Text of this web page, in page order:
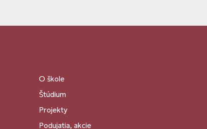
O škole
Štúdium
Projekty
Podujatia, akcie